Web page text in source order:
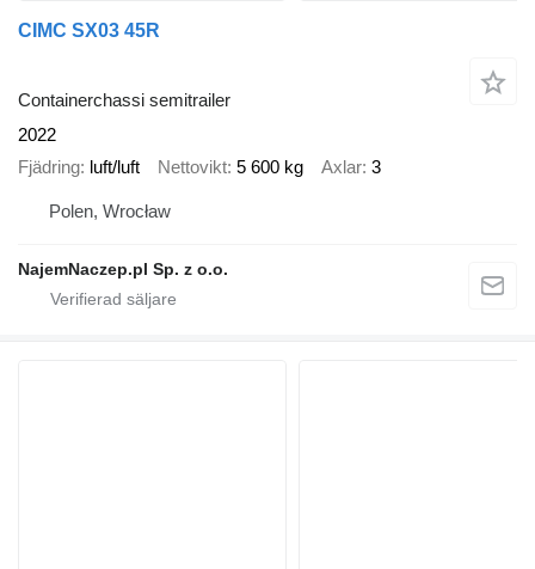
CIMC SX03 45R
Containerchassi semitrailer
2022
Fjädring luft/luft Nettovikt 5 600 kg Axlar 3
Polen, Wrocław
NajemNaczep.pl Sp. z o.o.